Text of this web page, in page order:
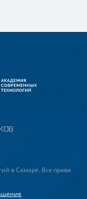
в Самаре. Все права